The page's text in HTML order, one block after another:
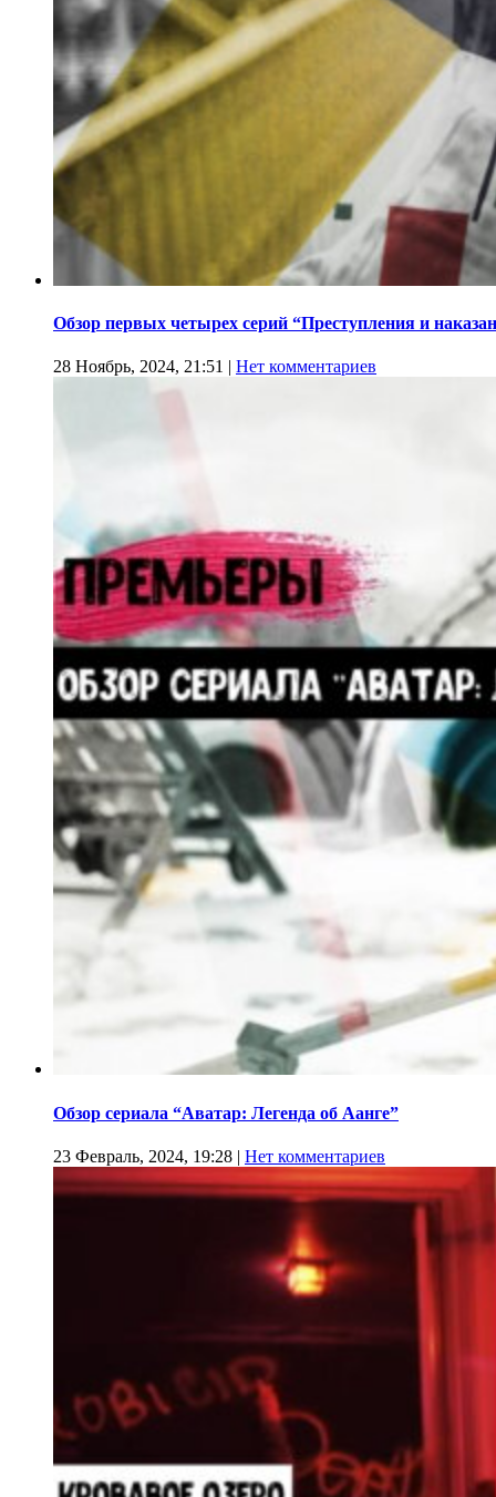
Обзор первых четырех серий “Преступления и
28 Ноябрь, 2024, 21:51 Нет комментариев
Обзор сериала “Аватар: Легенда об Аанге”
23 Февраль, 2024, 19:28 | Нет комментариев